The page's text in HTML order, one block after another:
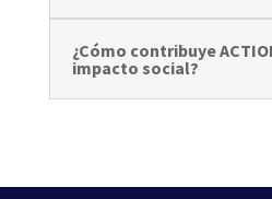
¿Cómo contribuye
impacto social?